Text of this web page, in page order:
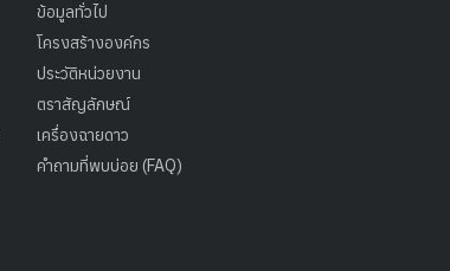
ข้อมูลทั่วไป
โครงสร้างองค์กร
ประวัติหน่วยงาน
ตราสัญลักษณ์
เครื่องฉายดาว
คำถามที่พบบ่อย (FAQ)